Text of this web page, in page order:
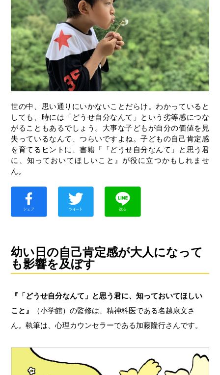
世の中、思い通りにいかないことだらけ。わかっていると
しても、時には「どうせ自分なんて」という劣等感につな
がることもあるでしょう。大事な子どもが自分の価値を見
失っているなんて、つらいですよね。子どもの自己肯定感
を育てるヒントに、書籍『「どうせ自分なんて」と思う君
に、知っておいてほしいこと』が役に立つかもしれませ
ん。
幼い日の自己肯定感が大人になって
も影響を及ぼす
『「どうせ自分なんて」と思う君に、知っておいてほしい
こと』
（小学館）の監修は、精神科医である名越康文さ
ん。執筆は、心理カウンセラーである加藤隆行さんです。